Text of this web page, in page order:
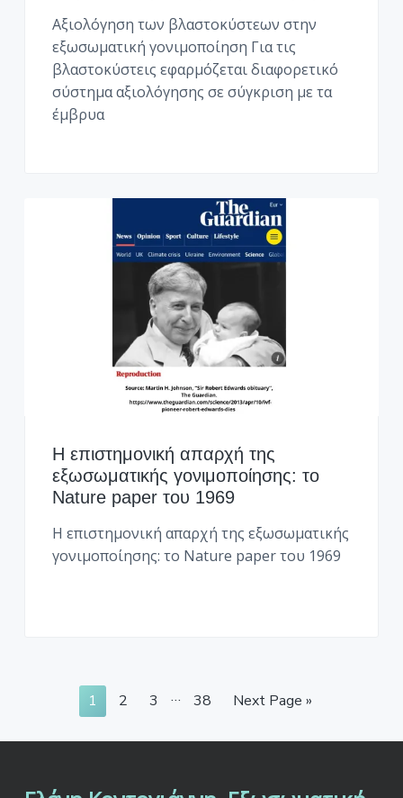
Αξιολόγηση των βλαστοκύστεων στην
εξωσωματική γονιμοποίηση Για τις
βλαστοκύστεις εφαρμόζεται διαφορετικό
σύστημα αξιολόγησης σε σύγκριση με τα
έμβρυα
Η επιστημονική απαρχή της
εξωσωματικής γονιμοποίησης: το
Nature paper του 1969
Η επιστημονική απαρχή της εξωσωματικής
γονιμοποίησης: το Nature paper του 1969
G
o
t
p
1
G
t
2
G
t
3
I
t
r
…
G
t
38
G
t
Next Page »